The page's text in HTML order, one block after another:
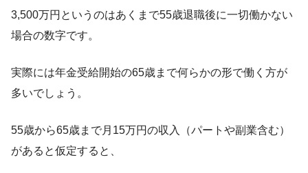
3,500万円というのはあくまで55歳退職後に一切働かない
場合の数字です。
実際には年金受給開始の65歳まで何らかの形で働く方が
多いでしょう。
55歳から65歳まで月15万円の収入（パートや副業含む）
があると仮定すると、